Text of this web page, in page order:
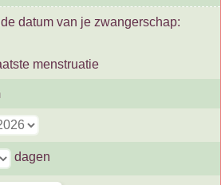
datum van je zwangerschap:
menstruatie
dagen